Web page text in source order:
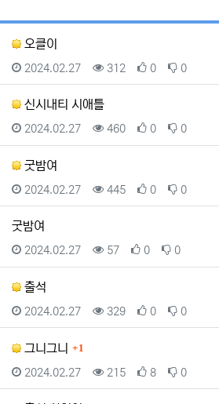
오클이
등록일
2024.02.27 조회
312 추천
0 비추천
0
신시내티 시애틀
등록일
2024.02.27 조회
460 추천
0 비추천
0
굿밤여
등록일
2024.02.27 조회
445 추천
0 비추천
0
굿밤여
등록일
2024.02.27 조회
57 추천
0 비추천
0
출석
등록일
2024.02.27 조회
329 추천
0 비추천
0
그니그니 댓글
1
등록일
2024.02.27 조회
215 추천
8 비추천
0